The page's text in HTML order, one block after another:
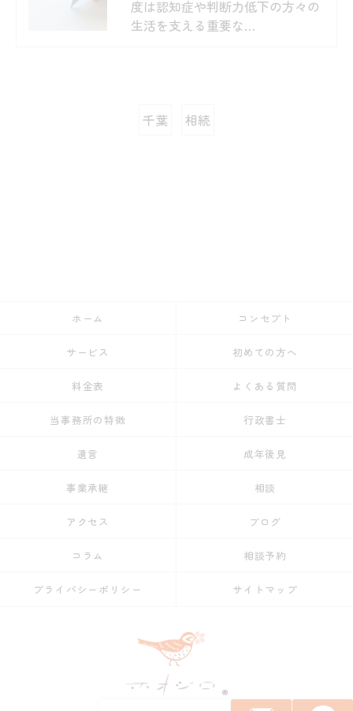
度は認知症や判断力低下の方々の
生活を支える重要な…
千葉 相続
ホーム コンセプト
サービス 初めての方へ
料金表 よくある質問
当事務所の特徴 行政書士
遺言 成年後見
事業承継 相談
アクセス ブログ
コラム 相談予約
プライバシーポリシー サイトマップ